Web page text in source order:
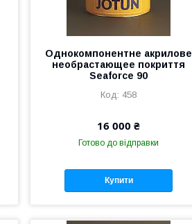
Однокомпонентне акрилове
необрастающее покриття
Seaforce 90
458
16 000 ₴
Готово до відправки
Купити